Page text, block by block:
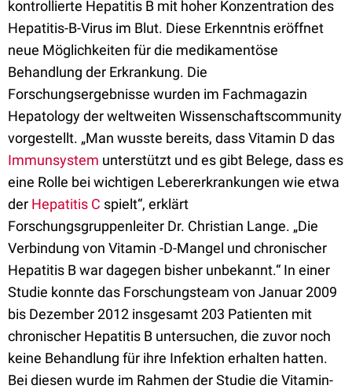
kontrollierte Hepatitis B mit hoher Konzentration des
Hepatitis-B-Virus im Blut. Diese Erkenntnis eröffnet
neue Möglichkeiten für die medikamentöse
Behandlung der Erkrankung. Die
Forschungsergebnisse wurden im Fachmagazin
Hepatology der weltweiten Wissenschaftscommunity
vorgestellt. „Man wusste bereits, dass Vitamin D das
Immunsystem unterstützt und es gibt Belege, dass es
eine Rolle bei wichtigen Lebererkrankungen wie etwa
der Hepatitis C spielt“, erklärt
Forschungsgruppenleiter Dr. Christian Lange. „Die
Verbindung von Vitamin -D-Mangel und chronischer
Hepatitis B war dagegen bisher unbekannt.“ In einer
Studie konnte das Forschungsteam von Januar 2009
bis Dezember 2012 insgesamt 203 Patienten mit
chronischer Hepatitis B untersuchen, die zuvor noch
keine Behandlung für ihre Infektion erhalten hatten.
Bei diesen wurde im Rahmen der Studie die Vitamin-